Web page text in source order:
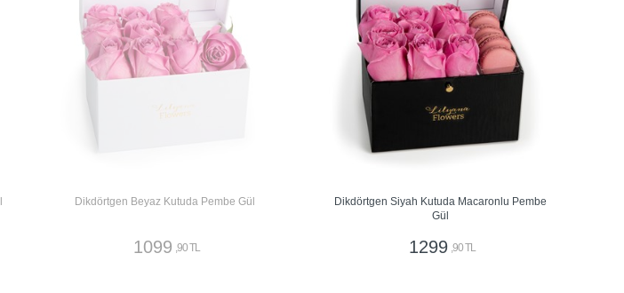
Dikdörtgen Beyaz Kutuda Pembe Gül
1099 ,90 TL
Dikdörtgen Siyah Kutuda Macaronlu Pembe
Gül
1299 ,90 TL